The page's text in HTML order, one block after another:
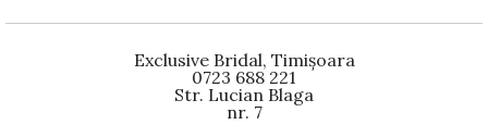
Exclusive Bridal, Timișoara
0723 688 221
Str. Lucian Blaga
nr. 7